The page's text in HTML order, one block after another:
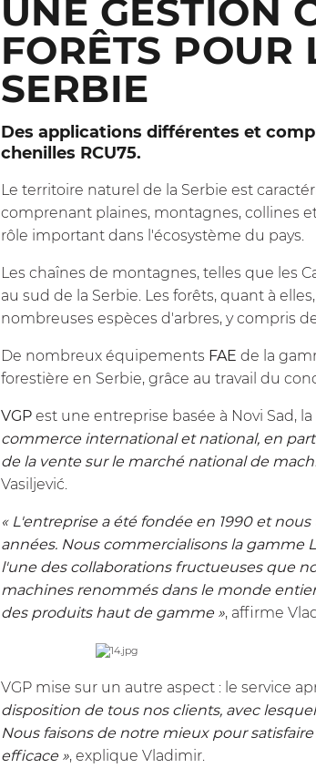
UNE GESTION
FORÊTS POUR
SERBIE
Des applications différentes et
chenilles RCU75.
Le territoire naturel de la Serbie est
comprenant plaines, montagnes, collines
rôle important dans l'écosystème du pays.
Les chaînes de montagnes, telles que les
au sud de la Serbie. Les forêts, quant à
nombreuses espèces d'arbres, y compris
De nombreux équipements FAE de la
forestière en Serbie, grâce au travail du
VGPest une entreprise basée à Novi Sad,
commerce international et national, en
de la vente sur le marché national de
Vasiljević.
« L'entreprise a été fondée en 1990 et
années. Nous commercialisons la gamme
l'une des collaborations fructueuses que
machines renommés dans le monde
des produits haut de gamme », affirme
VGP mise sur un autre aspect : le service
disposition de tous nos clients, avec
Nous faisons de notre mieux pour
efficace », explique Vladimir.